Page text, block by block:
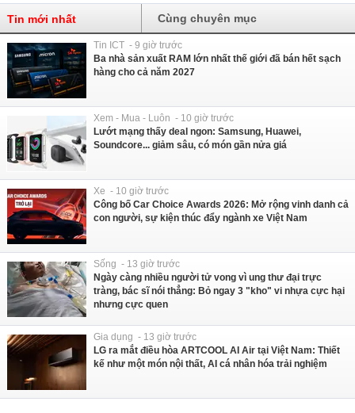
Tin mới nhất Cùng chuyên mục
Tin ICT - 9 giờ trước
Ba nhà sản xuất RAM lớn nhất thế giới đã bán hết sạch
hàng cho cả năm 2027
Xem - Mua - Luôn - 10 giờ trước
Lướt mạng thấy deal ngon: Samsung, Huawei,
Soundcore... giảm sâu, có món gần nửa giá
Xe - 10 giờ trước
Công bố Car Choice Awards 2026: Mở rộng vinh danh cả
con người, sự kiện thúc đẩy ngành xe Việt Nam
Sống - 13 giờ trước
Ngày càng nhiều người tử vong vì ung thư đại trực
tràng, bác sĩ nói thẳng: Bỏ ngay 3 "kho" vi nhựa cực hại
nhưng cực quen
Gia dụng - 13 giờ trước
LG ra mắt điều hòa ARTCOOL AI Air tại Việt Nam: Thiết
kế như một món nội thất, AI cá nhân hóa trải nghiệm